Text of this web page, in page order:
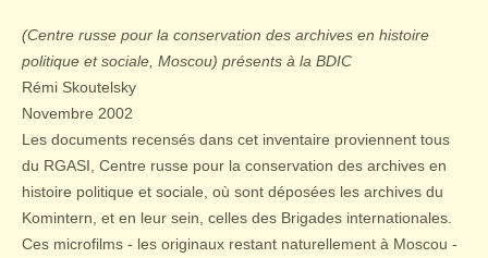
(Centre russe pour la conservation des archives en histoire
politique et sociale, Moscou) présents à la BDIC
Rémi Skoutelsky
Novembre 2002
Les documents recensés dans cet inventaire proviennent tous
du RGASI, Centre russe pour la conservation des archives en
histoire politique et sociale, où sont déposées les archives du
Komintern, et en leur sein, celles des Brigades internationales.
Ces microfilms - les originaux restant naturellement à Moscou -